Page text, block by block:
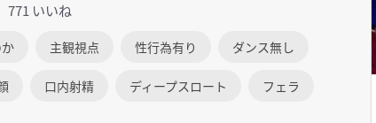
771 いいね
主観視点 性行為有り ダンス無し
口内射精 ディープスロート フェラ